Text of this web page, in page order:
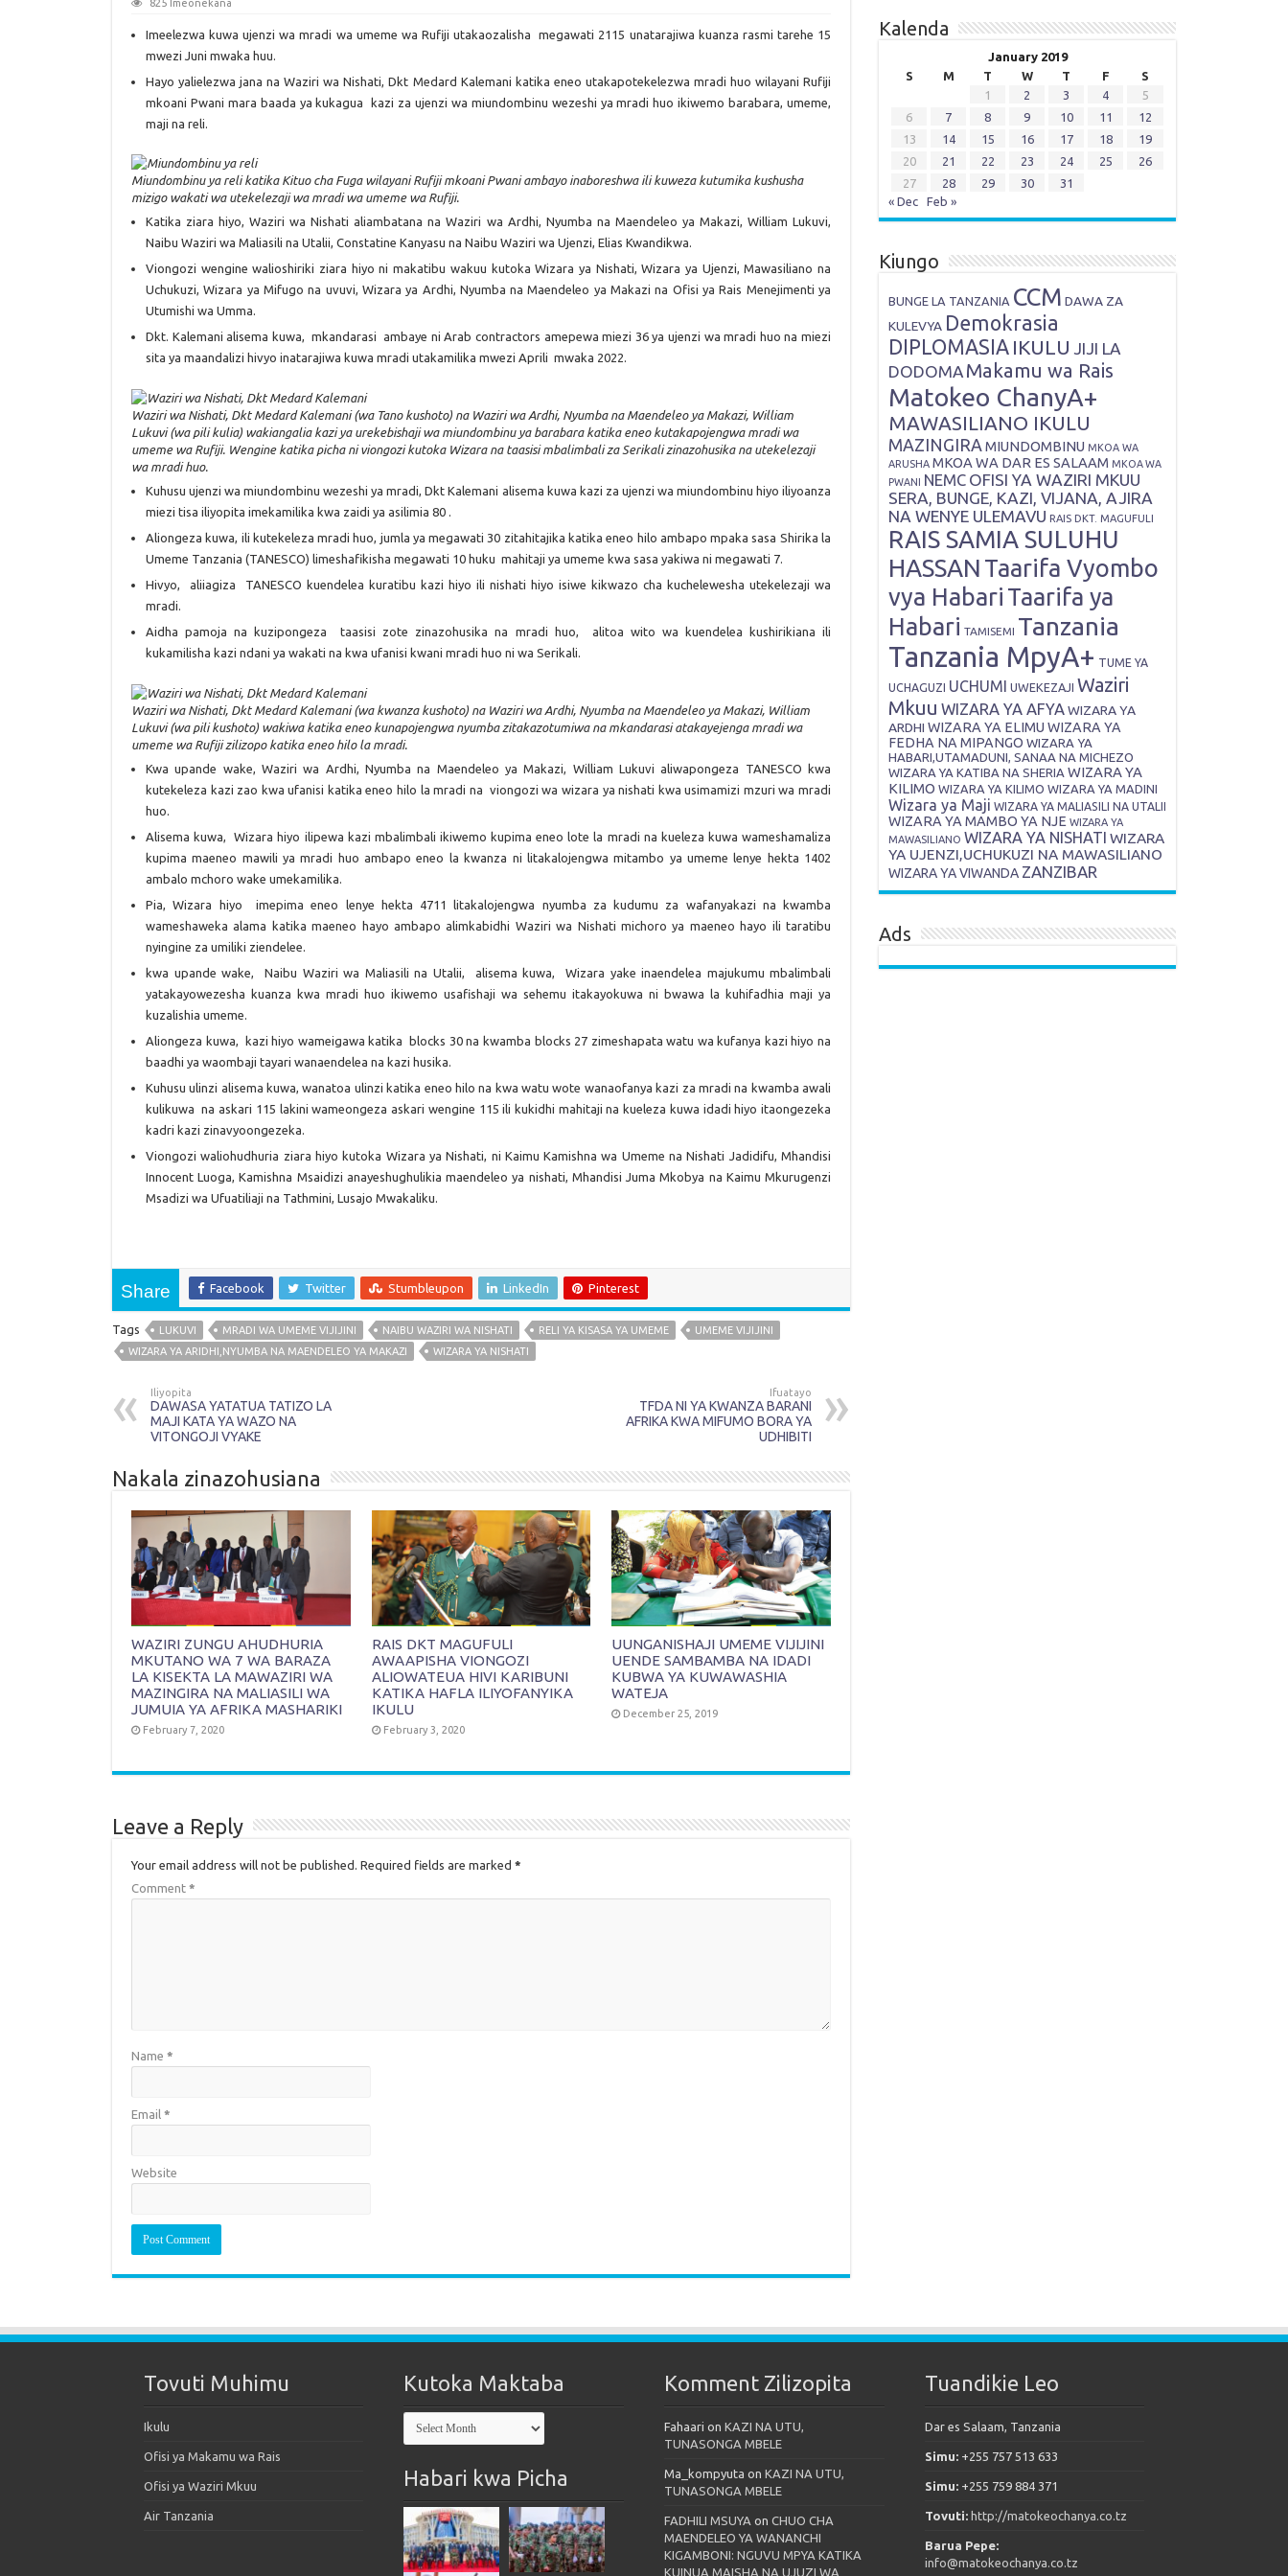
825 Imeonekana
Imeelezwa kuwa ujenzi wa mradi wa umeme wa Rufiji utakaozalisha megawati 2115 unatarajiwa kuanza rasmi tarehe 15
mwezi Juni mwaka huu.
Hayo yalielezwa jana na Waziri wa Nishati, Dkt Medard Kalemani katika eneo utakapotekelezwa mradi huo wilayani Rufiji
mkoani Pwani mara baada ya kukagua kazi za ujenzi wa miundombinu wezeshi ya mradi huo ikiwemo barabara, umeme,
maji na reli.
Miundombinu ya reli katika Kituo cha Fuga wilayani Rufiji mkoani Pwani ambayo inaboreshwa ili kuweza kutumika kushusha
mizigo wakati wa utekelezaji wa mradi wa umeme wa Rufiji.
Katika ziara hiyo, Waziri wa Nishati aliambatana na Waziri wa Ardhi, Nyumba na Maendeleo ya Makazi, William Lukuvi,
Naibu Waziri wa Maliasili na Utalii, Constatine Kanyasu na Naibu Waziri wa Ujenzi, Elias Kwandikwa.
Viongozi wengine walioshiriki ziara hiyo ni makatibu wakuu kutoka Wizara ya Nishati, Wizara ya Ujenzi, Mawasiliano na
Uchukuzi, Wizara ya Mifugo na uvuvi, Wizara ya Ardhi, Nyumba na Maendeleo ya Makazi na Ofisi ya Rais Menejimenti ya
Utumishi wa Umma.
Dkt. Kalemani alisema kuwa, mkandarasi ambaye ni Arab contractors amepewa miezi 36 ya ujenzi wa mradi huo na miezi
sita ya maandalizi hivyo inatarajiwa kuwa mradi utakamilika mwezi Aprili mwaka 2022.
Waziri wa Nishati, Dkt Medard Kalemani (wa Tano kushoto) na Waziri wa Ardhi, Nyumba na Maendeleo ya Makazi, William
Lukuvi (wa pili kulia) wakiangalia kazi ya urekebishaji wa miundombinu ya barabara katika eneo kutakapojengwa mradi wa
umeme wa Rufiji. Wengine katika picha ni viongozi kutoka Wizara na taasisi mbalimbali za Serikali zinazohusika na utekelezaji
wa mradi huo.
Kuhusu ujenzi wa miundombinu wezeshi ya mradi, Dkt Kalemani alisema kuwa kazi za ujenzi wa miundombinu hiyo iliyoanza
miezi tisa iliyopita imekamilika kwa zaidi ya asilimia 80 .
Aliongeza kuwa, ili kutekeleza mradi huo, jumla ya megawati 30 zitahitajika katika eneo hilo ambapo mpaka sasa Shirika la
Umeme Tanzania (TANESCO) limeshafikisha megawati 10 huku mahitaji ya umeme kwa sasa yakiwa ni megawati 7.
Hivyo, aliiagiza TANESCO kuendelea kuratibu kazi hiyo ili nishati hiyo isiwe kikwazo cha kuchelewesha utekelezaji wa
mradi.
Aidha pamoja na kuzipongeza taasisi zote zinazohusika na mradi huo, alitoa wito wa kuendelea kushirikiana ili
kukamilisha kazi ndani ya wakati na kwa ufanisi kwani mradi huo ni wa Serikali.
Waziri wa Nishati, Dkt Medard Kalemani (wa kwanza kushoto) na Waziri wa Ardhi, Nyumba na Maendeleo ya Makazi, William
Lukuvi (wa pili kushoto) wakiwa katika eneo kunapojengwa nyumba zitakazotumiwa na mkandarasi atakayejenga mradi wa
umeme wa Rufiji zilizopo katika eneo hilo la mradi.
Kwa upande wake, Waziri wa Ardhi, Nyumba na Maendeleo ya Makazi, William Lukuvi aliwapongeza TANESCO kwa
kutekeleza kazi zao kwa ufanisi katika eneo hilo la mradi na viongozi wa wizara ya nishati kwa usimamizi mzuri wa mradi
huo.
Alisema kuwa, Wizara hiyo ilipewa kazi mbalimbali ikiwemo kupima eneo lote la mradi na kueleza kuwa wameshamaliza
kupima maeneo mawili ya mradi huo ambapo eneo la kwanza ni litakalojengwa mitambo ya umeme lenye hekta 1402
ambalo mchoro wake umekamilika.
Pia, Wizara hiyo imepima eneo lenye hekta 4711 litakalojengwa nyumba za kudumu za wafanyakazi na kwamba
wameshaweka alama katika maeneo hayo ambapo alimkabidhi Waziri wa Nishati michoro ya maeneo hayo ili taratibu
nyingine za umiliki ziendelee.
kwa upande wake, Naibu Waziri wa Maliasili na Utalii, alisema kuwa, Wizara yake inaendelea majukumu mbalimbali
yatakayowezesha kuanza kwa mradi huo ikiwemo usafishaji wa sehemu itakayokuwa ni bwawa la kuhifadhia maji ya
kuzalishia umeme.
Aliongeza kuwa, kazi hiyo wameigawa katika blocks 30 na kwamba blocks 27 zimeshapata watu wa kufanya kazi hiyo na
baadhi ya waombaji tayari wanaendelea na kazi husika.
Kuhusu ulinzi alisema kuwa, wanatoa ulinzi katika eneo hilo na kwa watu wote wanaofanya kazi za mradi na kwamba awali
kulikuwa na askari 115 lakini wameongeza askari wengine 115 ili kukidhi mahitaji na kueleza kuwa idadi hiyo itaongezeka
kadri kazi zinavyoongezeka.
Viongozi waliohudhuria ziara hiyo kutoka Wizara ya Nishati, ni Kaimu Kamishna wa Umeme na Nishati Jadidifu, Mhandisi
Innocent Luoga, Kamishna Msaidizi anayeshughulikia maendeleo ya nishati, Mhandisi Juma Mkobya na Kaimu Mkurugenzi
Msadizi wa Ufuatiliaji na Tathmini, Lusajo Mwakaliku.
Share Facebook Twitter Stumbleupon LinkedIn Pinterest
Tags LUKUVI MRADI WA UMEME VIJIJINI NAIBU WAZIRI WA NISHATI RELI YA KISASA YA UMEME
UMEME VIJIJINI
WIZARA YA ARIDHI,NYUMBA NA MAENDELEO YA MAKAZI
WIZARA YA NISHATI
Iliyopita
DAWASA YATATUA TATIZO LA
MAJI KATA YA WAZO NA
VITONGOJI VYAKE
Ifuatayo
TFDA NI YA KWANZA BARANI
AFRIKA KWA MIFUMO BORA YA
UDHIBITI
Nakala zinazohusiana
WAZIRI ZUNGU AHUDHURIA
MKUTANO WA 7 WA BARAZA
LA KISEKTA LA MAWAZIRI WA
MAZINGIRA NA MALIASILI WA
JUMUIA YA AFRIKA MASHARIKI
February 7, 2020
RAIS DKT MAGUFULI
AWAAPISHA VIONGOZI
ALIOWATEUA HIVI KARIBUNI
KATIKA HAFLA ILIYOFANYIKA
IKULU
February 3, 2020
UUNGANISHAJI UMEME VIJIJINI
UENDE SAMBAMBA NA IDADI
KUBWA YA KUWAWASHIA
WATEJA
December 25, 2019
Leave a Reply
Your email address will not be published. Required fields are marked *
Comment *
Name *
Email *
Website
Kalenda
January 2019
S
M T W T F
S
1
2 3 4
5
6
7 8 9 10 11
12
13
14 15 16 17 18
19
20
21 22 23 24 25
26
27
28 29 30
31
« Dec
Feb »
Kiungo
BUNGE LA TANZANIA CCM DAWA ZA
KULEVYA Demokrasia
DIPLOMASIA IKULU JIJI LA
DODOMA Makamu wa Rais
Matokeo ChanyA+
MAWASILIANO IKULU
MAZINGIRAMIUNDOMBINU MKOA WA
ARUSHA MKOA WA DAR ES SALAAM MKOA WA
PWANI NEMC OFISI YA WAZIRI MKUU
SERA, BUNGE, KAZI, VIJANA, AJIRA
NA WENYE ULEMAVU RAIS DKT. MAGUFULI
RAIS SAMIA SULUHU
HASSAN Taarifa Vyombo
vya Habari Taarifa ya
Habari TAMISEMI Tanzania
Tanzania MpyA+ TUME YA
UCHAGUZI UCHUMI UWEKEZAJI Waziri
Mkuu WIZARA YA AFYAWIZARA YA
ARDHI WIZARA YA ELIMU WIZARA YA
FEDHA NA MIPANGO WIZARA YA
HABARI,UTAMADUNI, SANAA NA MICHEZO
WIZARA YA KATIBA NA SHERIA WIZARA YA
KILIMO WIZARA YA KILIMO WIZARA YA MADINI
Wizara ya Maji WIZARA YA MALIASILI NA UTALII
WIZARA YA MAMBO YA NJE WIZARA YA
MAWASILIANO WIZARA YA NISHATI WIZARA
YA UJENZI,UCHUKUZI NA MAWASILIANO
WIZARA YA VIWANDA ZANZIBAR
Ads
Tovuti Muhimu
Ikulu
Ofisi ya Makamu wa Rais
Ofisi ya Waziri Mkuu
Air Tanzania
Kutoka Maktaba
Kutoka
Maktaba
Habari kwa Picha
Komment Zilizopita
Fahaari on KAZI NA UTU,
TUNASONGA MBELE
Ma_kompyuta on KAZI NA UTU,
TUNASONGA MBELE
FADHILI MSUYA on CHUO CHA
MAENDELEO YA WANANCHI
KIGAMBONI: NGUVU MPYA KATIKA
KUINUA MAISHA NA UJUZI WA
Tuandikie Leo
Dar es Salaam, Tanzania
Simu: +255 757 513 633
Simu: +255 759 884 371
Tovuti: http://matokeochanya.co.tz
Barua Pepe:
info@matokeochanya.co.tz